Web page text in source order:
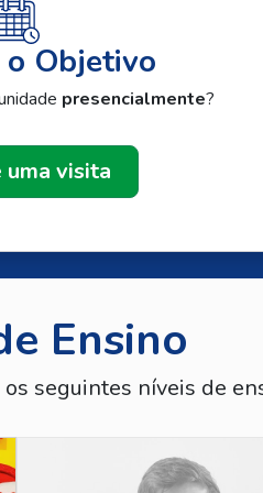
o Objetivo
presencialmente?
uma visita
Ensino
os seguintes níveis de